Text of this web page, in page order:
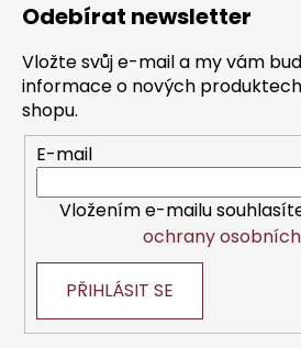
5
hvězdiček.
Odebírat newsletter
Vložte svůj e-mail a my vám
informace o nových
shopu.
E-mail
Vložením e-mailu
ochrany
PŘIHLÁSIT SE